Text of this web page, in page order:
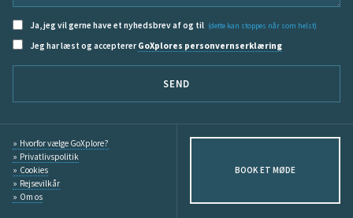
Ja, jeg vil gerne have et nyhedsbrev af og til (dette kan stoppes når som helst)
Jeg har læst og accepterer GoXplores personvernserklæring
SEND
Hvorfor vælge GoXplore?
Privatlivspolitik
Cookies
Rejsevilkår
Om os
BOOK ET MØDE